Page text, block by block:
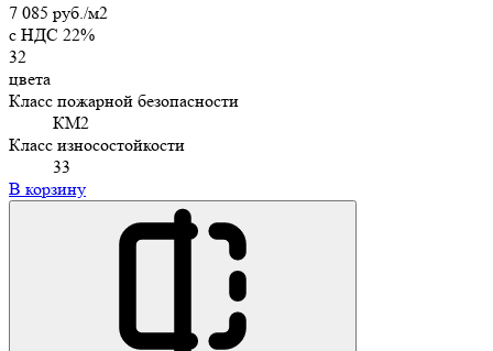
7 085 руб./м2
c НДС 22%
32
цвета
Класс пожарной безопасности
КМ2
Класс износостойкости
33
В корзину